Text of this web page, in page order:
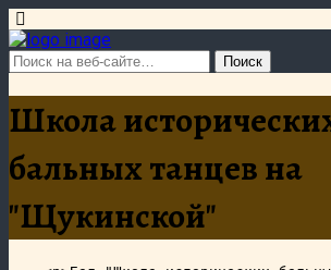
Школа
бальных танцев на
"Щукинской"